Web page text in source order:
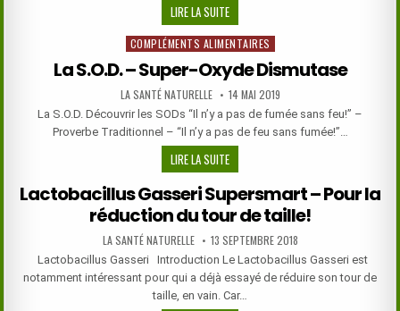
LIRE LA SUITEUN
COMPLEXE
DE
COMPLÉMENTS
ALIMENTAIRES
SÉNOLYTIQUE
Posted
COMPLÉMENTS ALIMENTAIRES
La S.O.D. – Super-Oxyde Dismutase
AUTHOR:
LA SANTÉ NATURELLE PUBLISHED
DATE:
14 MAI 2019
La S.O.D. Découvrir les SODs “Il n’y a pas de fumée sans feu!” –
Proverbe Traditionnel – “Il n’y a pas de feu sans fumée!”…
LIRE LA SUITELA
S.O.D.
–
SUPER-
DISMUTASE
Lactobacillus Gasseri Supersmart – Pour la
réduction du tour de taille!
AUTHOR:
LA SANTÉ NATURELLE PUBLISHED
DATE:
13 SEPTEMBRE 2018
Lactobacillus Gasseri Introduction Le Lactobacillus Gasseri est
notamment intéressant pour qui a déjà essayé de réduire son tour de
taille, en vain. Car…